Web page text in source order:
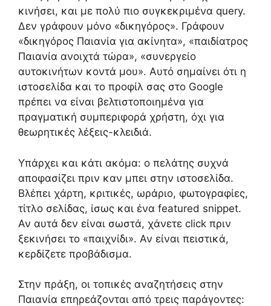
κινήσει, και με πολύ πιο συγκεκριμένα query.
Δεν γράφουν μόνο «δικηγόρος». Γράφουν
«δικηγόρος Παιανία για ακίνητα», «παιδίατρος
Παιανία ανοιχτά τώρα», «συνεργείο
αυτοκινήτων κοντά μου». Αυτό σημαίνει ότι η
ιστοσελίδα και το προφίλ σας στο Google
πρέπει να είναι βελτιστοποιημένα για
πραγματική συμπεριφορά χρήστη, όχι για
θεωρητικές λέξεις-κλειδιά.
Υπάρχει και κάτι ακόμα: ο πελάτης συχνά
αποφασίζει πριν καν μπει στην ιστοσελίδα.
Βλέπει χάρτη, κριτικές, ωράριο, φωτογραφίες,
τίτλο σελίδας, ίσως και ένα featured snippet.
Αν αυτά δεν είναι σωστά, χάνετε click πριν
ξεκινήσει το «παιχνίδι». Αν είναι πειστικά,
κερδίζετε προβάδισμα.
Στην πράξη, οι τοπικές αναζητήσεις στην
Παιανία επηρεάζονται από τρεις παράγοντες: